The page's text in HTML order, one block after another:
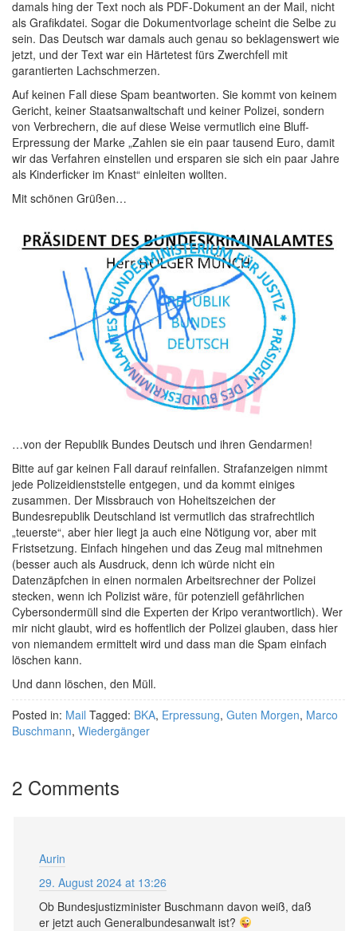
damals hing der Text noch als PDF-Dokument an der Mail, nicht
als Grafikdatei. Sogar die Dokumentvorlage scheint die Selbe zu
sein. Das Deutsch war damals auch genau so beklagenswert wie
jetzt, und der Text war ein Härtetest fürs Zwerchfell mit
garantierten Lachschmerzen.
Auf keinen Fall diese Spam beantworten. Sie kommt von keinem
Gericht, keiner Staatsanwaltschaft und keiner Polizei, sondern
von Verbrechern, die auf diese Weise vermutlich eine Bluff-
Erpressung der Marke „Zahlen sie ein paar tausend Euro, damit
wir das Verfahren einstellen und ersparen sie sich ein paar Jahre
als Kinderficker im Knast“ einleiten wollten.
Mit schönen Grüßen…
…von der Republik Bundes Deutsch und ihren Gendarmen!
Bitte auf gar keinen Fall darauf reinfallen. Strafanzeigen nimmt
jede Polizeidienststelle entgegen, und da kommt einiges
zusammen. Der Missbrauch von Hoheitszeichen der
Bundesrepublik Deutschland ist vermutlich das strafrechtlich
„teuerste“, aber hier liegt ja auch eine Nötigung vor, aber mit
Fristsetzung. Einfach hingehen und das Zeug mal mitnehmen
(besser auch als Ausdruck, denn ich würde nicht ein
Datenzäpfchen in einen normalen Arbeitsrechner der Polizei
stecken, wenn ich Polizist wäre, für potenziell gefährlichen
Cybersondermüll sind die Experten der Kripo verantwortlich). Wer
mir nicht glaubt, wird es hoffentlich der Polizei glauben, dass hier
von niemandem ermittelt wird und dass man die Spam einfach
löschen kann.
Und dann löschen, den Müll.
Posted in: Mail Tagged: BKA, Erpressung, Guten Morgen, Marco
Buschmann, Wiedergänger
2 Comments
Aurin
29. August 2024 at 13:26
Ob Bundesjustizminister Buschmann davon weiß, daß
er jetzt auch Generalbundesanwalt ist?